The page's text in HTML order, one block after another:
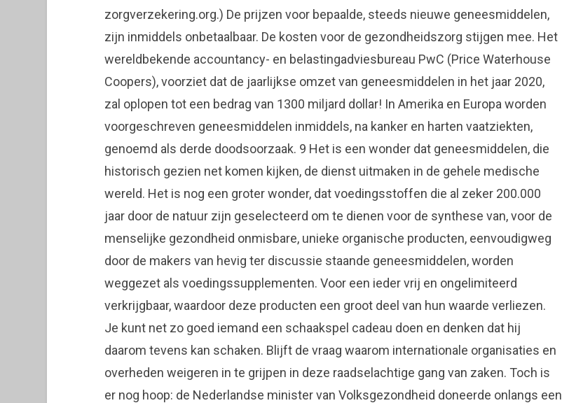
zorgverzekering.org.) De prijzen voor bepaalde, steeds nieuwe geneesmiddelen,
zijn inmiddels onbetaalbaar. De kosten voor de gezondheidszorg stijgen mee. Het
wereldbekende accountancy- en belastingadviesbureau PwC (Price Waterhouse
Coopers), voorziet dat de jaarlijkse omzet van geneesmiddelen in het jaar 2020,
zal oplopen tot een bedrag van 1300 miljard dollar! In Amerika en Europa worden
voorgeschreven geneesmiddelen inmiddels, na kanker en harten vaatziekten,
genoemd als derde doodsoorzaak. 9 Het is een wonder dat geneesmiddelen, die
historisch gezien net komen kijken, de dienst uitmaken in de gehele medische
wereld. Het is nog een groter wonder, dat voedingsstoffen die al zeker 200.000
jaar door de natuur zijn geselecteerd om te dienen voor de synthese van, voor de
menselijke gezondheid onmisbare, unieke organische producten, eenvoudigweg
door de makers van hevig ter discussie staande geneesmiddelen, worden
weggezet als voedingssupplementen. Voor een ieder vrij en ongelimiteerd
verkrijgbaar, waardoor deze producten een groot deel van hun waarde verliezen.
Je kunt net zo goed iemand een schaakspel cadeau doen en denken dat hij
daarom tevens kan schaken. Blijft de vraag waarom internationale organisaties en
overheden weigeren in te grijpen in deze raadselachtige gang van zaken. Toch is
er nog hoop: de Nederlandse minister van Volksgezondheid doneerde onlangs een